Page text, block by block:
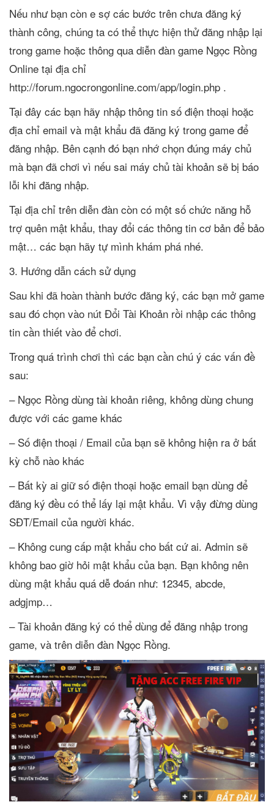
Nếu như bạn còn e sợ các bước trên chưa đăng ký
thành công, chúng ta có thể thực hiện thử đăng nhập lại
trong game hoặc thông qua diễn đàn game Ngọc Rồng
Online tại địa chỉ
http://forum.ngocrongonline.com/app/login.php .
Tại đây các bạn hãy nhập thông tin số điện thoại hoặc
địa chỉ email và mật khẩu đã đăng ký trong game để
đăng nhập. Bên cạnh đó bạn nhớ chọn đúng máy chủ
mà bạn đã chơi vì nếu sai máy chủ tài khoản sẽ bị báo
lỗi khi đăng nhập.
Tại địa chỉ trên diễn đàn còn có một số chức năng hỗ
trợ quên mật khẩu, thay đổi các thông tin cơ bản để bảo
mật… các bạn hãy tự mình khám phá nhé.
3. Hướng dẫn cách sử dụng
Sau khi đã hoàn thành bước đăng ký, các bạn mở game
sau đó chọn vào nút Đổi Tài Khoản rồi nhập các thông
tin cần thiết vào để chơi.
Trong quá trình chơi thì các bạn cần chú ý các vấn đề
sau:
– Ngọc Rồng dùng tài khoản riêng, không dùng chung
được với các game khác
– Số điện thoại / Email của bạn sẽ không hiện ra ở bất
kỳ chỗ nào khác
– Bất kỳ ai giữ số điện thoại hoặc email bạn dùng để
đăng ký đều có thể lấy lại mật khẩu. Vì vậy đừng dùng
SĐT/Email của người khác.
– Không cung cấp mật khẩu cho bất cứ ai. Admin sẽ
không bao giờ hỏi mật khẩu của bạn. Bạn không nên
dùng mật khẩu quá dễ đoán như: 12345, abcde,
adgjmp…
– Tài khoản đăng ký có thể dùng để đăng nhập trong
game, và trên diễn đàn Ngọc Rồng.